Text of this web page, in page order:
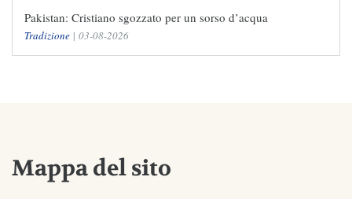
Pakistan: Cristiano sgozzato per un sorso d’acqua
Tradizione | 03-08-2026
Mappa del sito